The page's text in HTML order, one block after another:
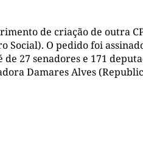
de criação de outra
O pedido foi
27 senadores e 171
Damares Alves